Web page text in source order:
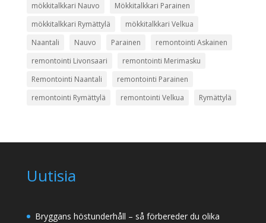
mökkitalkkari Nauvo
Mökkitalkkari Parainen
mökkitalkkari Rymättylä
mökkitalkkari Velkua
Naantali
Nauvo Parainen
remontointi Askainen
remontointi Livonsaari
remontointi Merimasku
Remontointi Naantali
remontointi Parainen
remontointi Rymättylä
remontointi Velkua Rymättylä
Uutisia
Bryggans höstunderhåll – så förbereder du olika